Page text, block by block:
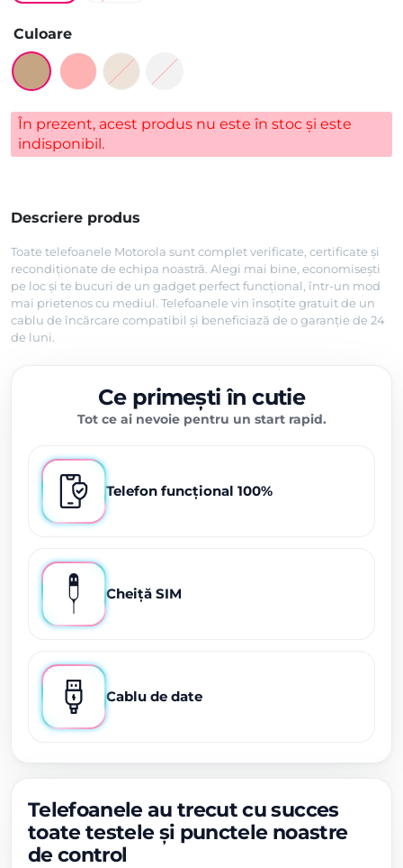
Culoare
În prezent, acest produs nu este în stoc și este
indisponibil.
Descriere produs
Toate telefoanele Motorola sunt complet verificate, certificate și
recondiționate de echipa noastră. Alegi mai bine, economisești
pe loc și te bucuri de un gadget perfect funcțional, într-un mod
mai prietenos cu mediul. Telefoanele vin însoțite gratuit de un
cablu de încărcare compatibil și beneficiază de o garanție de 24
de luni.
Ce primești în cutie
Tot ce ai nevoie pentru un start rapid.
Telefon funcțional 100%
Cheiță SIM
Cablu de date
Telefoanele au trecut cu succes
toate testele și punctele noastre
de control